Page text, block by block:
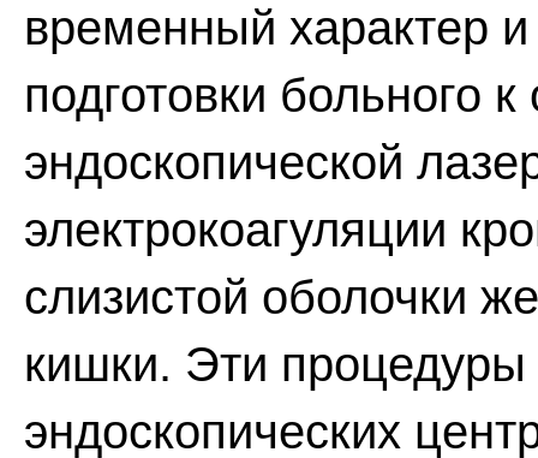
временный характер
подготовки больного
эндоскопической
электрокоагуляции
слизистой оболочки
кишки. Эти процедуры
эндоскопических